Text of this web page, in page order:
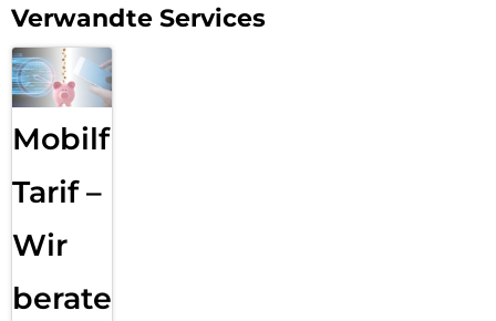
Verwandte Services
Mobilfunk
Tarif –
Wir
beraten